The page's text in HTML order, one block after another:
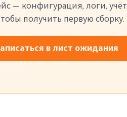
— конфигурация, логи, учёт
получить первую сборку.
в лист ожидания